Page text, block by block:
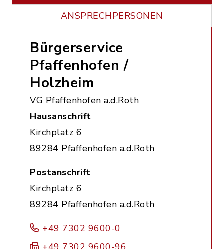
ANSPRECHPERSONEN
Bürgerservice
Pfaffenhofen /
Holzheim
VG Pfaffenhofen a.d.Roth
Hausanschrift
Kirchplatz 6
89284 Pfaffenhofen a.d.Roth
Postanschrift
Kirchplatz 6
89284 Pfaffenhofen a.d.Roth
+49 7302 9600-0